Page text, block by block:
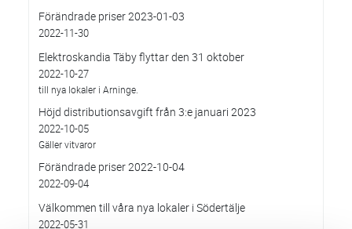
Förändrade priser 2023-01-03
2022-11-30
Elektroskandia Täby flyttar den 31 oktober
2022-10-27
till nya lokaler i Arninge.
Höjd distributionsavgift från 3:e januari 2023
2022-10-05
Gäller vitvaror
Förändrade priser 2022-10-04
2022-09-04
Välkommen till våra nya lokaler i Södertälje
2022-05-31